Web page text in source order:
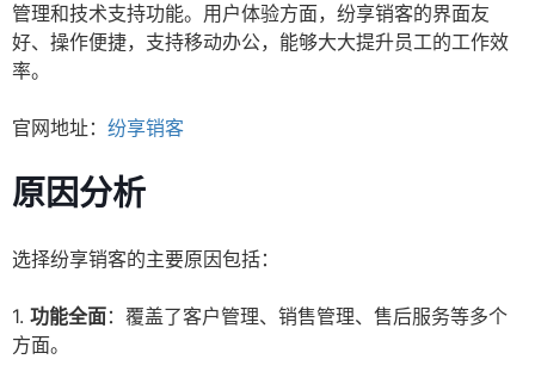
管理和技术支持功能。用户体验方面，纷享销客的界面友
好、操作便捷，支持移动办公，能够大大提升员工的工作效
率。
官网地址： 纷享销客
原因分析
选择纷享销客的主要原因包括：
1. 功能全面：覆盖了客户管理、销售管理、售后服务等多个
方面。